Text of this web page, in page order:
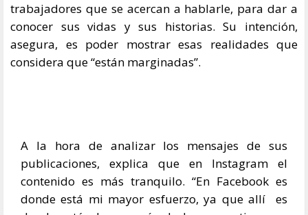
trabajadores que se acercan a hablarle, para dar a
conocer sus vidas y sus historias. Su intención,
asegura, es poder mostrar esas realidades que
considera que “están marginadas”.
A la hora de analizar los mensajes de sus
publicaciones, explica que en Instagram el
contenido es más tranquilo. “En Facebook es
donde está mi mayor esfuerzo, ya que allí es